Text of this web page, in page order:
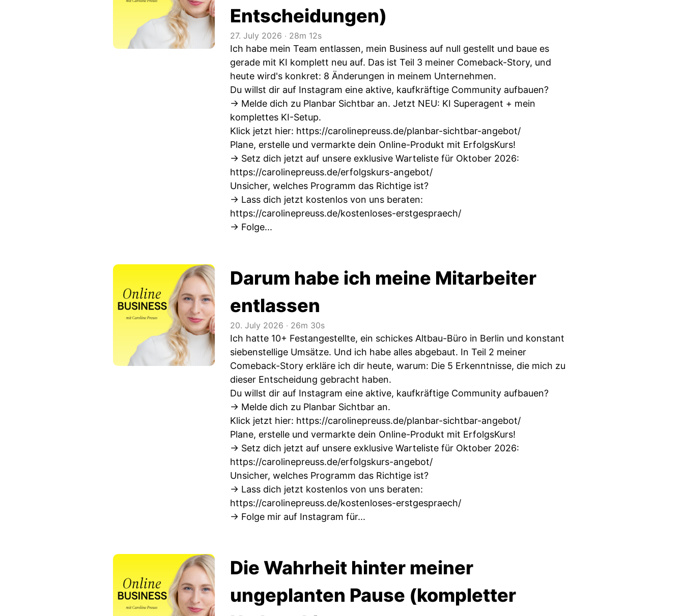
Entscheidungen)
27. July 2026 ‧ 28m 12s
Ich habe mein Team entlassen, mein Business auf null gestellt und baue es
gerade mit KI komplett neu auf. Das ist Teil 3 meiner Comeback-Story, und
heute wird's konkret: 8 Änderungen in meinem Unternehmen.
Du willst dir auf Instagram eine aktive, kaufkräftige Community aufbauen?
→ Melde dich zu Planbar Sichtbar an. Jetzt NEU: KI Superagent + mein
komplettes KI-Setup.
Klick jetzt hier: https://carolinepreuss.de/planbar-sichtbar-angebot/
Plane, erstelle und vermarkte dein Online-Produkt mit ErfolgsKurs!
→ Setz dich jetzt auf unsere exklusive Warteliste für Oktober 2026:
https://carolinepreuss.de/erfolgskurs-angebot/
Unsicher, welches Programm das Richtige ist?
→ Lass dich jetzt kostenlos von uns beraten:
https://carolinepreuss.de/kostenloses-erstgespraech/
→ Folge...
Darum habe ich meine Mitarbeiter
entlassen
20. July 2026 ‧ 26m 30s
Ich hatte 10+ Festangestellte, ein schickes Altbau-Büro in Berlin und konstant
siebenstellige Umsätze. Und ich habe alles abgebaut. In Teil 2 meiner
Comeback-Story erkläre ich dir heute, warum: Die 5 Erkenntnisse, die mich zu
dieser Entscheidung gebracht haben.
Du willst dir auf Instagram eine aktive, kaufkräftige Community aufbauen?
→ Melde dich zu Planbar Sichtbar an.
Klick jetzt hier: https://carolinepreuss.de/planbar-sichtbar-angebot/
Plane, erstelle und vermarkte dein Online-Produkt mit ErfolgsKurs!
→ Setz dich jetzt auf unsere exklusive Warteliste für Oktober 2026:
https://carolinepreuss.de/erfolgskurs-angebot/
Unsicher, welches Programm das Richtige ist?
→ Lass dich jetzt kostenlos von uns beraten:
https://carolinepreuss.de/kostenloses-erstgespraech/
→ Folge mir auf Instagram für...
Die Wahrheit hinter meiner
ungeplanten Pause (kompletter